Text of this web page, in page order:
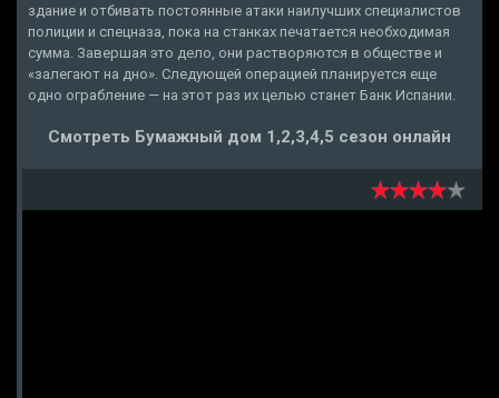
здание и отбивать постоянные атаки наилучших специалистов
полиции и спецназа, пока на станках печатается необходимая
сумма. Завершая это дело, они растворяются в обществе и
«залегают на дно». Следующей операцией планируется еще
одно ограбление — на этот раз их целью станет Банк Испании.
Смотреть Бумажный дом 1,2,3,4,5 сезон онлайн